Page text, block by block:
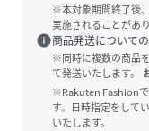
※本対象期間終了後
実施されることがあり
info商品発送についての
※同時に複数の商品
て発送いたします。
※Rakuten Fashionで
す。日時指定をして
いたします。